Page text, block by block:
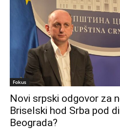
Fokus
Novi srpski odgovor za
Briselski hod Srba pod
Beograda?